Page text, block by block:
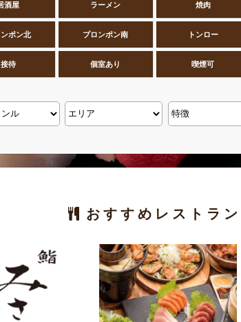
酒屋 ラーメン 焼肉
ポン北 プロンポン南 トンロー
接待 個室あり 喫煙可
おすすめレストラン